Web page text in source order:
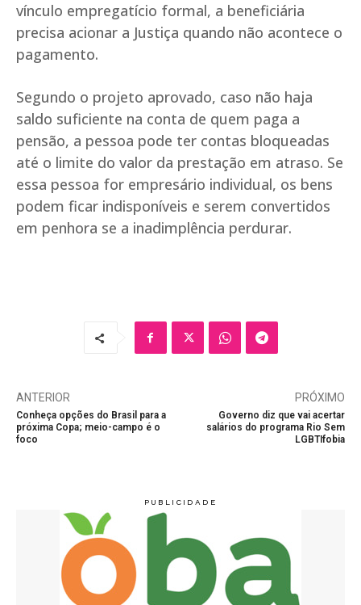
vínculo empregatício formal, a beneficiária
precisa acionar a Justiça quando não acontece o
pagamento.
Segundo o projeto aprovado, caso não haja
saldo suficiente na conta de quem paga a
pensão, a pessoa pode ter contas bloqueadas
até o limite do valor da prestação em atraso. Se
essa pessoa for empresário individual, os bens
podem ficar indisponíveis e serem convertidos
em penhora se a inadimplência perdurar.
ANTERIOR
Conheça opções do Brasil para a
próxima Copa; meio-campo é o
foco
PRÓXIMO
Governo diz que vai acertar
salários do programa Rio Sem
LGBTIfobia